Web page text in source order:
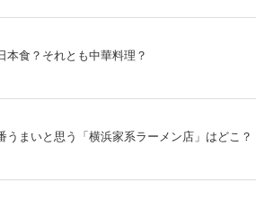
本食？それとも中華料理？
うまいと思う「横浜家系ラーメン店」はどこ？